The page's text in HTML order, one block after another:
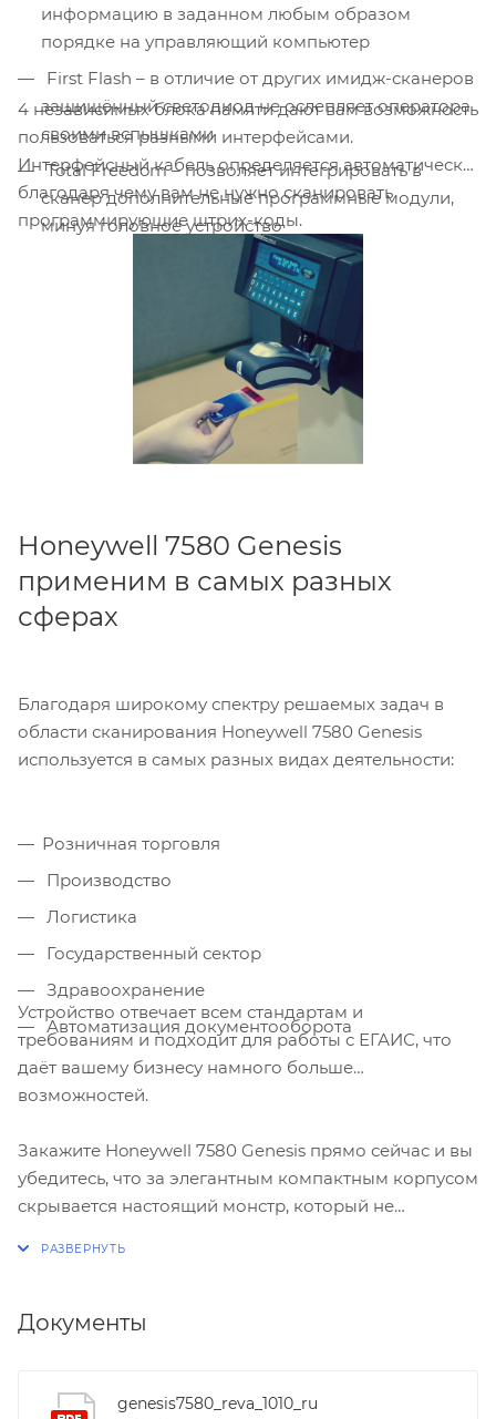
информацию в заданном любым образом
порядке на управляющий компьютер
защищённый светодиод не ослепляет оператора
своими вспышками
Total Freedom – позволяет интегрировать в
сканер дополнительные программные модули,
минуя головное устройство
4 независимых блока памяти дают вам возможность
пользоваться разными интерфейсами.
Интерфейсный кабель определяется автоматически
благодаря чему вам не нужно сканировать
программирующие штрих-коды.
Honeywell 7580 Genesis
применим в самых разных
сферах
Благодаря широкому спектру решаемых задач в
области сканирования Honeywell 7580 Genesis
используется в самых разных видах деятельности:
Розничная торговля
Производство
Логистика
Государственный сектор
Здравоохранение
Автоматизация документооборота
Устройство отвечает всем стандартам и
требованиям и подходит для работы с ЕГАИС, что
даёт вашему бизнесу намного больше
возможностей.
Закажите Honeywell 7580 Genesis прямо сейчас и вы
убедитесь, что за элегантным компактным корпусом
скрывается настоящий монстр, который не
Документы
genesis7580_reva_1010_ru